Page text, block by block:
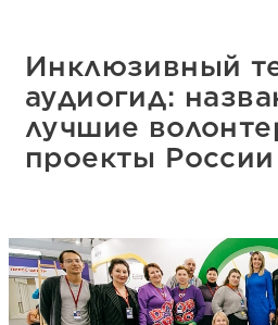
Инклюзивный
аудиогид:
лучшие
проекты России